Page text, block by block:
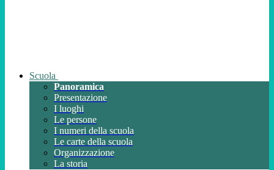
Scuola
Panoramica
Presentazione
I luoghi
Le persone
I numeri della scuola
Le carte della scuola
Organizzazione
La storia